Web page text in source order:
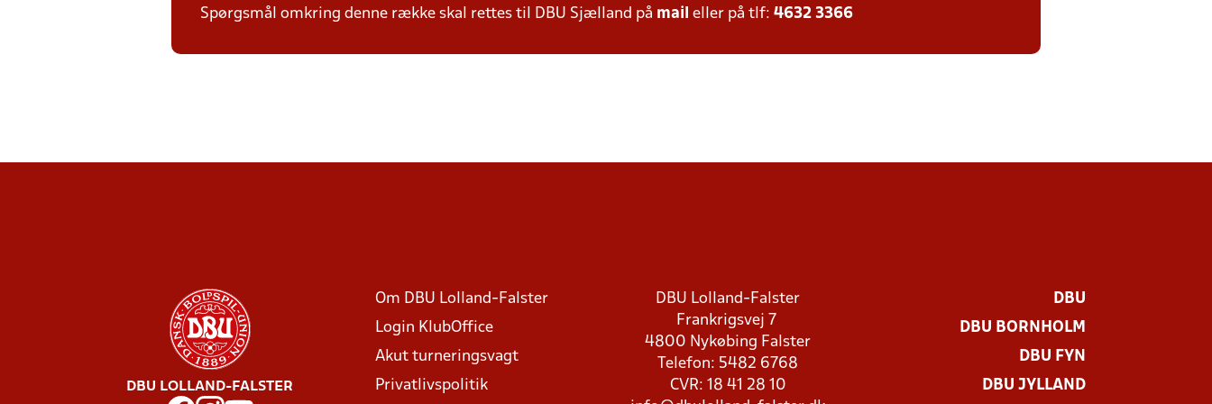
Spørgsmål omkring denne række skal rettes til DBU Sjælland på mail eller på tlf: 4632 3366
DBU LOLLAND-FALSTER
Om DBU Lolland-Falster
Login KlubOffice
Akut turneringsvagt
Privatlivspolitik
DBU Lolland-Falster
Frankrigsvej 7
4800 Nykøbing Falster
Telefon: 5482 6768
CVR: 18 41 28 10
DBU
DBU BORNHOLM
DBU FYN
DBU JYLLAND